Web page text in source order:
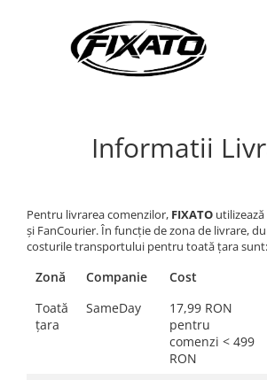
VIZIERE SI ACCESORII CASTI
CASTI BICICLETA / TROTINETA
CASTI SKI / SNOWBOARD
ECHIPAMENTE
Manusi pentru Ghidon
Manusi Bicicleta
BANDANE
ACCESORII
ACCESORII BICICLETA / TROTINETA
Informatii
Pentru livrarea comenzilor, FIXATO
și FanCourier. În funcție de zona de livrare,
costurile transportului pentru toată țara sunt:
Zonă Companie Cost
Toată
țara
SameDay
17,99 RON
pentru
comenzi < 499
RON